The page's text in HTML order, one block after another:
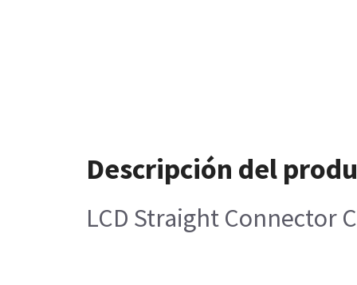
Descripción del
LCD Straight Connector